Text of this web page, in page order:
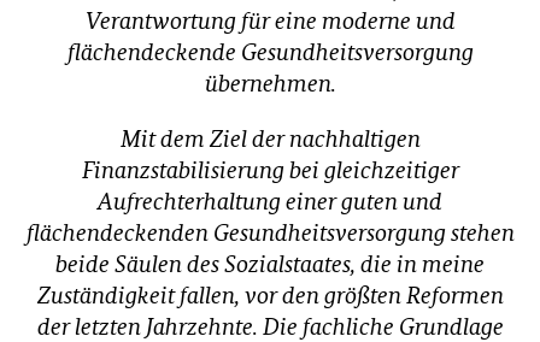
Verantwortung für eine moderne und
flächendeckende Gesundheitsversorgung
übernehmen.
Mit dem Ziel der nachhaltigen
Finanzstabilisierung bei gleichzeitiger
Aufrechterhaltung einer guten und
flächendeckenden Gesundheitsversorgung stehen
beide Säulen des Sozialstaates, die in meine
Zuständigkeit fallen, vor den größten Reformen
der letzten Jahrzehnte. Die fachliche Grundlage